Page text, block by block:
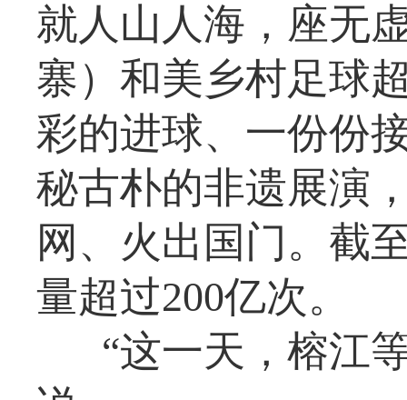
就人山人海，座无
寨）和美乡村足球
彩的进球、一份份
秘古朴的非遗展演
网、火出国门。截
量超过200亿次。
“这一天，榕江